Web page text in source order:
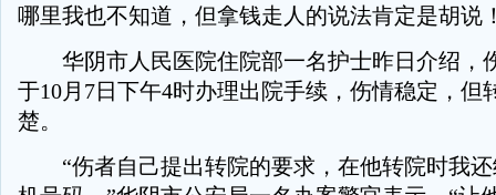
哪里我也不知道，但拿钱走人的说法肯定是胡说
华阴市人民医院住院部一名护士昨日介绍，
于10月7日下午4时办理出院手续，伤情稳定，但
楚。
“伤者自己提出转院的要求，在他转院时我还